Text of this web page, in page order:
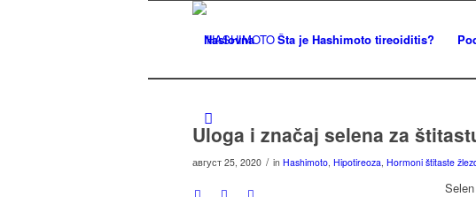
Naslovna Šta je Hashimoto tireoiditis?
Uloga i značaj selena za
август 25, 2020 / in Hashimoto, Hipotireoza, Hormoni štitaste